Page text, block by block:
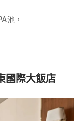
池，
國際大飯店